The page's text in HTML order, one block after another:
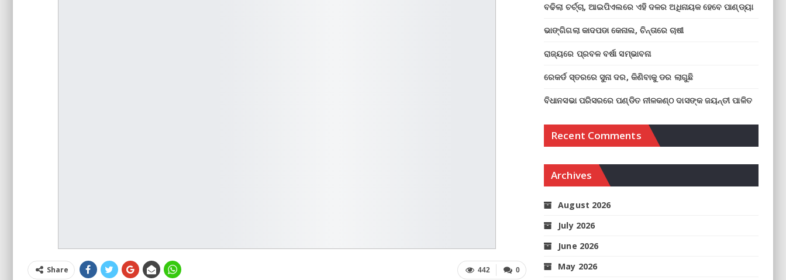
0
442
Share
ବଢିଲା ଚର୍ଚ୍ଚା, ଆଇପିଏଲରେ ଏହି ଦଳର ଅଧିନାୟକ ହେବେ ପାଣ୍ଡ୍ୟା
ଭାଙ୍ଗିଗଲା କାଦପଡା କେନାଲ, ଚିନ୍ତାରେ ଚାଷୀ
ରାଜ୍ୟରେ ପ୍ରବଳ ବର୍ଷା ସମ୍ଭାବନା
ରେକର୍ଡ ସ୍ତରରେ ସୁନା ଦର, କିଣିବାକୁ ଡର ଲାଗୁଛି
ବିଧାନସଭା ପରିସରରେ ପଣ୍ଡିତ ନୀଳକଣ୍ଠ ଦାସଙ୍କ ଜୟନ୍ତୀ ପାଳିତ
Recent Comments
Archives
August 2026
July 2026
June 2026
May 2026